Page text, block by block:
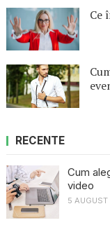
Ce
RECENTE
Cum
video
5